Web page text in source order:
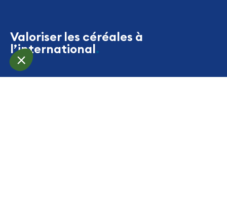
Valoriser les céréales à
l’international